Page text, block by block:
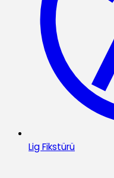
Lig Fikstürü